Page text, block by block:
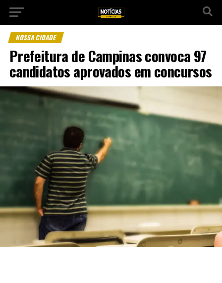
NOSSA CIDADE
Prefeitura de Campinas convoca 97
candidatos aprovados em concursos